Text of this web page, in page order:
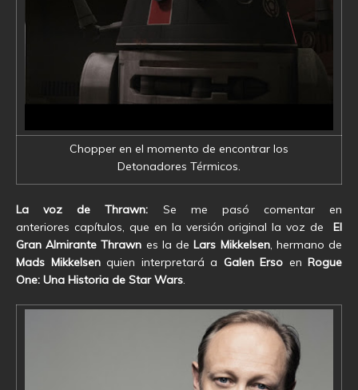
Chopper en el momento de encontrar los
Detonadores Térmicos.
La voz de Thrawn: Se me pasó comentar en
anteriores capítulos, que en la versión original la voz de El
Gran Almirante Thrawn es la deLars Mikkelsen, hermano de
Mads Mikkelsenquien interpretará a Galen Erso en Rogue
One: Una Historia de Star Wars.